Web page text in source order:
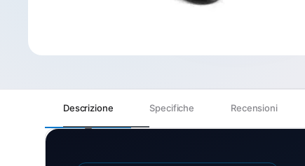
Descrizione Specifiche Recensioni